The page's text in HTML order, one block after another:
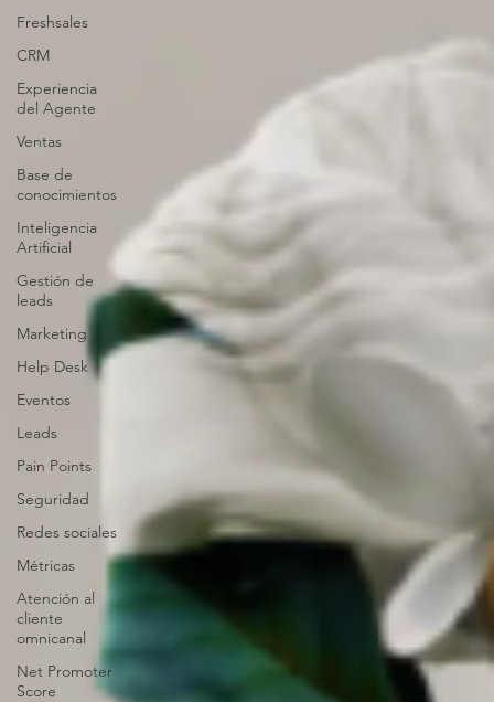
Freshsales
CRM
Experiencia
del Agente
Ventas
Base de
conocimientos
Inteligencia
Artificial
Gestión de
leads
Marketing
Help Desk
Eventos
Leads
Pain Points
Seguridad
Redes sociales
Métricas
Atención al
cliente
omnicanal
Net Promoter
Score